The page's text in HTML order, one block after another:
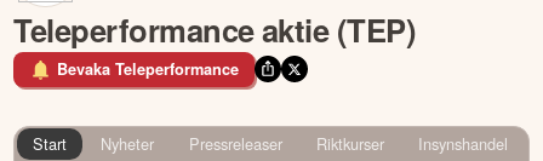
Teleperformance aktie (TEP)
Bevaka Teleperformance
Start Nyheter Pressreleaser Riktkurser
Insynshandel